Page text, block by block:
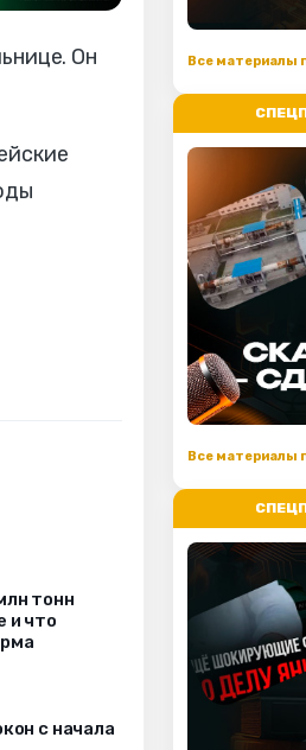
Он
тонн
и что
c начала
Все материалы
Все материалы